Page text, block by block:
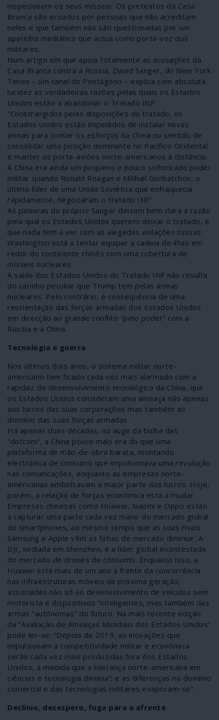
inspecionem os seus mísseis. Os pretextos da Casa
Branca são ecoados por pessoas que não acreditam
neles e que também não são questionadas por um
aparelho mediático que actua como porta-voz dos
militares.
Num artigo em que apoia totalmente as acusações da
Casa Branca contra a Rússia, David Sanger, do New York
Times – um canal do Pentágono – explica com absoluta
lucidez as verdadeiras razões pelas quais os Estados
Unidos estão a abandonar o Tratado INF:
“Constrangidos pelas disposições do tratado, os
Estados unidos estão impedidos de instalar novas
armas para conter os esforços da China no sentido de
consolidar uma posição dominante no Pacífico Ocidental
e manter os porta-aviões norte-americanos à distância.
A China era ainda um pequeno e pouco sofisticado poder
militar quando Ronald Reagan e Mikhail Gorbatchov, o
último líder de uma União Soviética que enfraquecia
rapidamente, negociaram o tratado INF”.
As palavras do próprio Sanger deixam bem clara a razão
pela qual os Estados Unidos querem deixar o tratado, e
que nada tem a ver com as alegadas violações russas.
Washington está a tentar equipar a cadeia de ilhas em
redor do continente chinês com uma cobertura de
mísseis nucleares.
A saída dos Estados Unidos do Tratado INF não resulta
do carinho peculiar que Trump tem pelas armas
nucleares. Pelo contrário, é consequência de uma
reorientação das forças armadas dos Estados Unidos
em direcção ao grande conflito “pelo poder” com a
Rússia e a China.
Tecnologia e guerra
Nos últimos dois anos, o sistema militar norte-
americano tem ficado cada vez mais alarmado com a
rapidez do desenvolvimento tecnológico da China, que
os Estados Unidos consideram uma ameaça não apenas
aos lucros das suas corporações mas também ao
domínio das suas forças armadas.
Há apenas duas décadas, no auge da bolha das
“dotcom”, a China pouco mais era do que uma
plataforma de mão-de-obra barata, montando
electrónica de consumo que impulsionava uma revolução
nas comunicações, enquanto as empresas norte-
americanas embolsavam a maior parte dos lucros. Hoje,
porém, a relação de forças económica está a mudar.
Empresas chinesas como Huawei, Xiaomi e Oppo estão
a capturar uma parte cada vez maior do mercado global
de smartphones, ao mesmo tempo que as suas rivais
Samsung e Apple vêm as fatias de mercado diminuir. A
DJI, sediada em Shenzhen, é a líder global incontestada
do mercado de drones de consumo. Enquanto isso, a
Huawei está mais de um ano à frente da concorrência
nas infraestruturas móveis de próxima geração,
associadas não só ao desenvolvimento de veículos sem
motorista e dispositivos “inteligentes, mas também das
armas “autónomas” do futuro. Na mais recente edição
da “Avaliação de Ameaças Mundiais dos Estados Unidos”
pode ler-se: “Depois de 2019, as inovações que
impulsionam a competitividade militar e económica
serão cada vez mais produzidas fora dos Estados
Unidos, à medida que a liderança norte-americana em
ciências e tecnologia diminui”; e as diferenças no domínio
comercial e das tecnologias militares evaporam-se”.
Declínio, desespero, fuga para a afrente